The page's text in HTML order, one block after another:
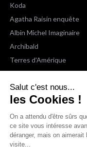
Salut c'est nous...
les Cookies !
On a attendu d'être sûrs
ce site vous intéresse
déranger, mais on
visite...
Koda
Agatha Raisin enquête
Albin Michel Imaginaire
Archibald
Terres d'Amérique
Espaces Libres Poche
NOX
Wiz
Voir toutes les collections
Nous suivre